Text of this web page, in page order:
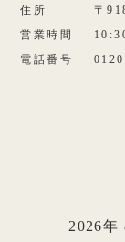
住所
〒
営業時間
電話番号
2026年